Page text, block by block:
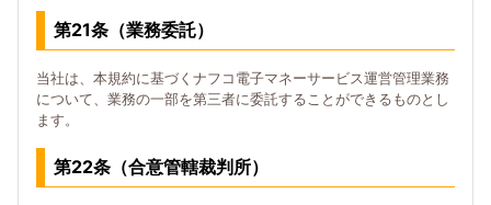
第21条（業務委託）
当社は、本規約に基づくナフコ電子マネーサービス運営管理業務
について、業務の一部を第三者に委託することができるものとし
ます。
第22条（合意管轄裁判所）